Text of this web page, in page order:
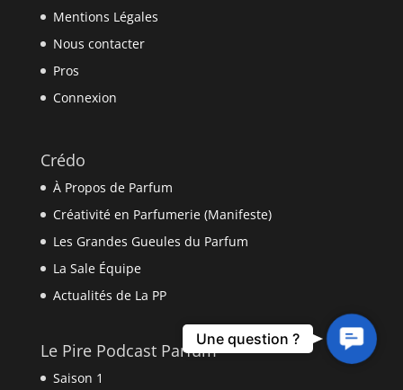
Mentions Légales
Nous contacter
Pros
Connexion
Crédo
À Propos de Parfum
Créativité en Parfumerie (Manifeste)
Les Grandes Gueules du Parfum
La Sale Équipe
Actualités de La PP
Le Pire Podcast Parfum
Saison 1
Contact
Us
Une question ?